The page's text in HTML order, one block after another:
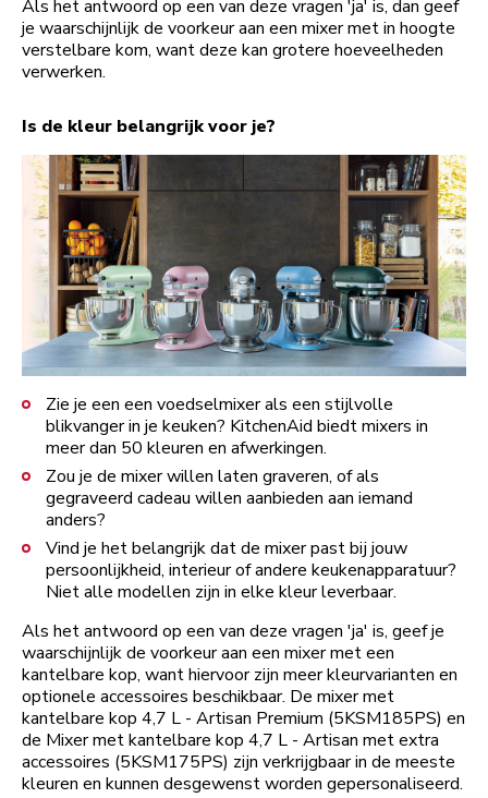
Als het antwoord op een van deze vragen 'ja' is, dan geef
je waarschijnlijk de voorkeur aan een mixer met in hoogte
verstelbare kom, want deze kan grotere hoeveelheden
verwerken.
Is de kleur belangrijk voor je?
Zie je een een voedselmixer als een stijlvolle
blikvanger in je keuken? KitchenAid biedt mixers in
meer dan 50 kleuren en afwerkingen.
Zou je de mixer willen laten graveren, of als
gegraveerd cadeau willen aanbieden aan iemand
anders?
Vind je het belangrijk dat de mixer past bij jouw
persoonlijkheid, interieur of andere keukenapparatuur?
Niet alle modellen zijn in elke kleur leverbaar.
Als het antwoord op een van deze vragen 'ja' is, geef je
waarschijnlijk de voorkeur aan een mixer met een
kantelbare kop, want hiervoor zijn meer kleurvarianten en
optionele accessoires beschikbaar. De mixer met
kantelbare kop 4,7 L - Artisan Premium (5KSM185PS) en
de Mixer met kantelbare kop 4,7 L - Artisan met extra
accessoires (5KSM175PS) zijn verkrijgbaar in de meeste
kleuren en kunnen desgewenst worden gepersonaliseerd.